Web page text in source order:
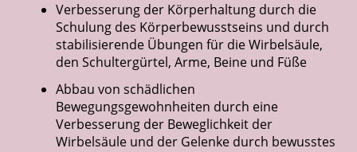
Verbesserung der Körperhaltung durch die
Schulung des Körperbewusstseins und durch
stabilisierende Übungen für die Wirbelsäule,
den Schultergürtel, Arme, Beine und Füße
Abbau von schädlichen
Bewegungsgewohnheiten durch eine
Verbesserung der Beweglichkeit der
Wirbelsäule und der Gelenke durch bewusstes